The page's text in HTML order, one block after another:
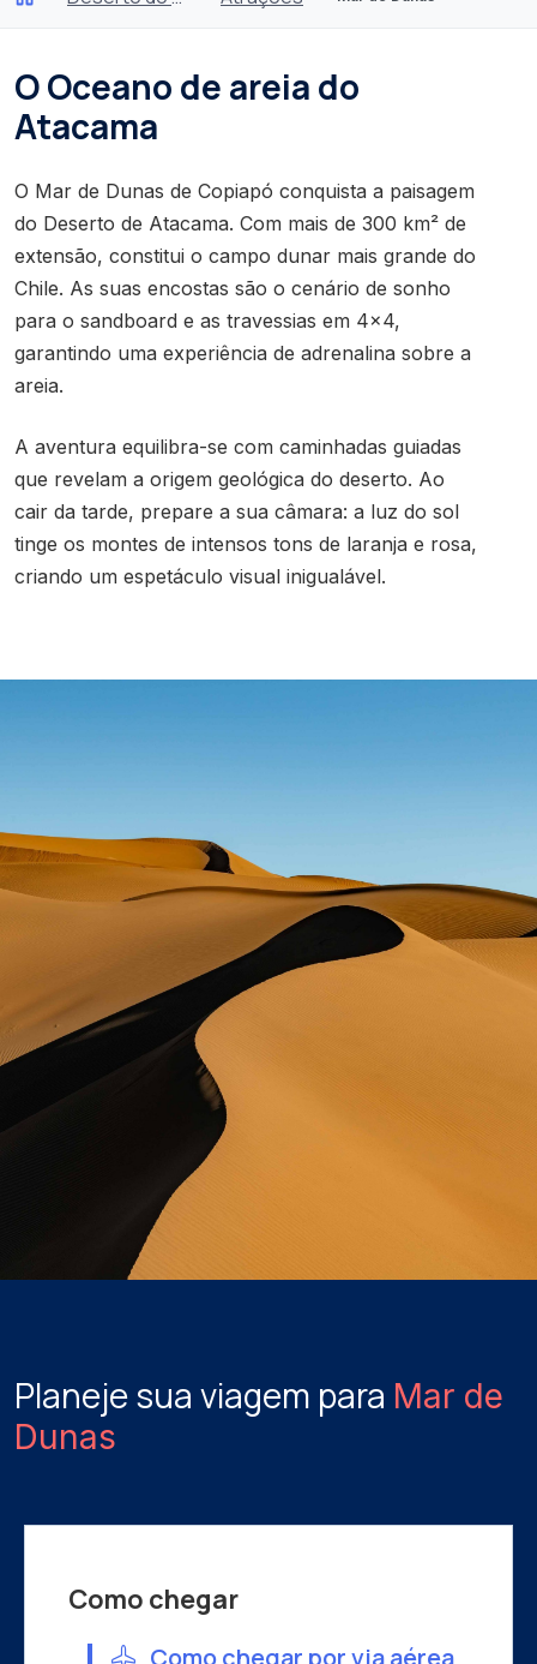
O Oceano de areia do
Atacama
O Mar de Dunas de Copiapó conquista a paisagem
do Deserto de Atacama. Com mais de 300 km² de
extensão, constitui o campo dunar mais grande do
Chile. As suas encostas são o cenário de sonho
para o sandboard e as travessias em 4x4,
garantindo uma experiência de adrenalina sobre a
areia.
A aventura equilibra-se com caminhadas guiadas
que revelam a origem geológica do deserto. Ao
cair da tarde, prepare a sua câmara: a luz do sol
tinge os montes de intensos tons de laranja e rosa,
criando um espetáculo visual inigualável.
Planeje sua viagem para Mar de
Dunas
Como chegar
Como chegar por via aérea